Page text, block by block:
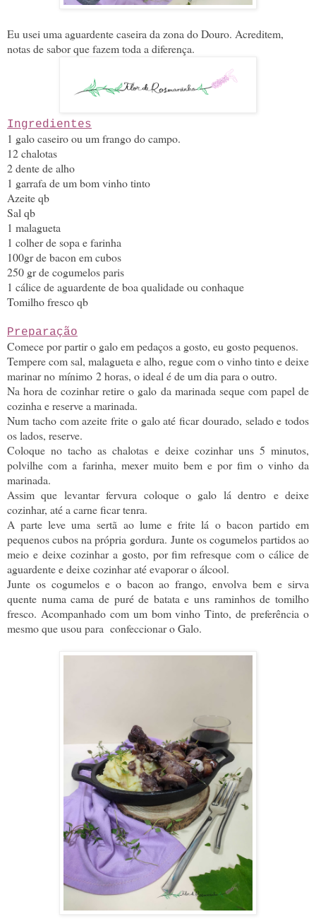
Eu usei uma aguardente caseira da zona do Douro. Acreditem,
notas de sabor que fazem toda a diferença.
Ingredientes
1 galo caseiro ou um frango do campo.
12 chalotas
2 dente de alho
1 garrafa de um bom vinho tinto
Azeite qb
Sal qb
1 malagueta
1 colher de sopa e farinha
100gr de bacon em cubos
250 gr de cogumelos paris
1 cálice de aguardente de boa qualidade ou conhaque
Tomilho fresco qb
Preparação
Comece por partir o galo em pedaços a gosto, eu gosto pequenos.
Tempere com sal, malagueta e alho, regue com o vinho tinto e deixe
marinar no mínimo 2 horas, o ideal é de um dia para o outro.
Na hora de cozinhar retire o galo da marinada seque com papel de
cozinha e reserve a marinada.
Num tacho com azeite frite o galo até ficar dourado, selado e todos
os lados, reserve.
Coloque no tacho as chalotas e deixe cozinhar uns 5 minutos,
polvilhe com a farinha, mexer muito bem e por fim o vinho da
marinada.
Assim que levantar fervura coloque o galo lá dentro e deixe
cozinhar, até a carne ficar tenra.
A parte leve uma sertã ao lume e frite lá o bacon partido em
pequenos cubos na própria gordura. Junte os cogumelos partidos ao
meio e deixe cozinhar a gosto, por fim refresque com o cálice de
aguardente e deixe cozinhar até evaporar o álcool.
Junte os cogumelos e o bacon ao frango, envolva bem e sirva
quente numa cama de puré de batata e uns raminhos de tomilho
fresco. Acompanhado com um bom vinho Tinto, de preferência o
mesmo que usou para confeccionar o Galo.